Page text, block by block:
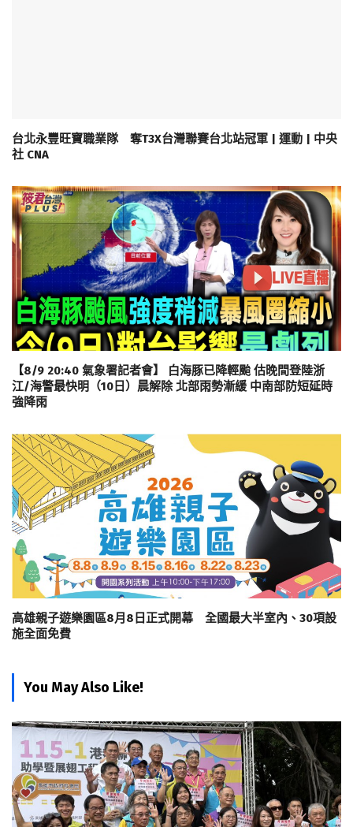
台北永豐旺寶職業隊 奪T3X台灣聯賽台北站冠軍 | 運動 | 中央
社 CNA
【8/9 20:40 氣象署記者會】 白海豚已降輕颱 估晚間登陸浙
江/海警最快明（10日）晨解除 北部雨勢漸緩 中南部防短延時
強降雨
高雄親子遊樂園區8月8日正式開幕 全國最大半室內、30項設
施全面免費
You May Also Like!